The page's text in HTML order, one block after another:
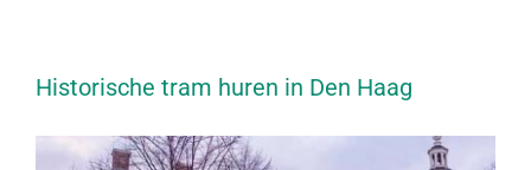
Historische tram huren in Den Haag